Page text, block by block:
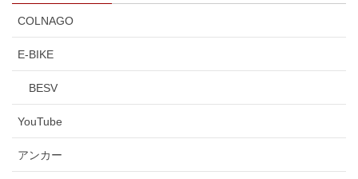
COLNAGO
E-BIKE
BESV
YouTube
アンカー